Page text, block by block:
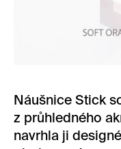
Náušnice Stick
z průhledného
navrhla ji